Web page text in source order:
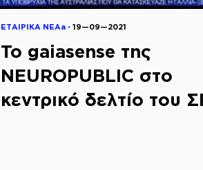
ΕΤΑΙΡΙΚΑ ΝΕΑa ◦ 19—09—2021
To gaiasense της
NEUROPUBLIC στο
κεντρικό δελτίο του